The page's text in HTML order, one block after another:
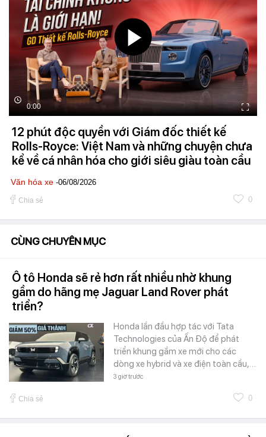
0:00
12 phút độc quyền với Giám đốc thiết kế
Rolls-Royce: Việt Nam và những chuyện chưa
kể về cá nhân hóa cho giới siêu giàu toàn cầu
Văn hóa xe -06/08/2026
Chia sẻ 0
CÙNG CHUYÊN MỤC
Ô tô Honda sẽ rẻ hơn rất nhiều nhờ khung
gầm do hãng mẹ Jaguar Land Rover phát
triển?
Honda lần đầu hợp tác với Tata
Technologies của Ấn Độ để phát
triển khung gầm xe mới cho các
dòng xe hybrid và xe điện toàn cầu,…
3 giờ trước
Chia sẻ 0